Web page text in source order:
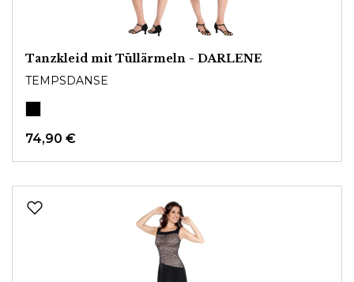
Tanzkleid mit Tüllärmeln - DARLENE
TEMPSDANSE
74,90 €